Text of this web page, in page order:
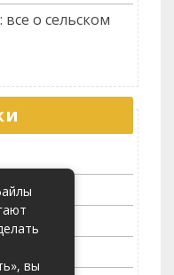
о сельском
вы